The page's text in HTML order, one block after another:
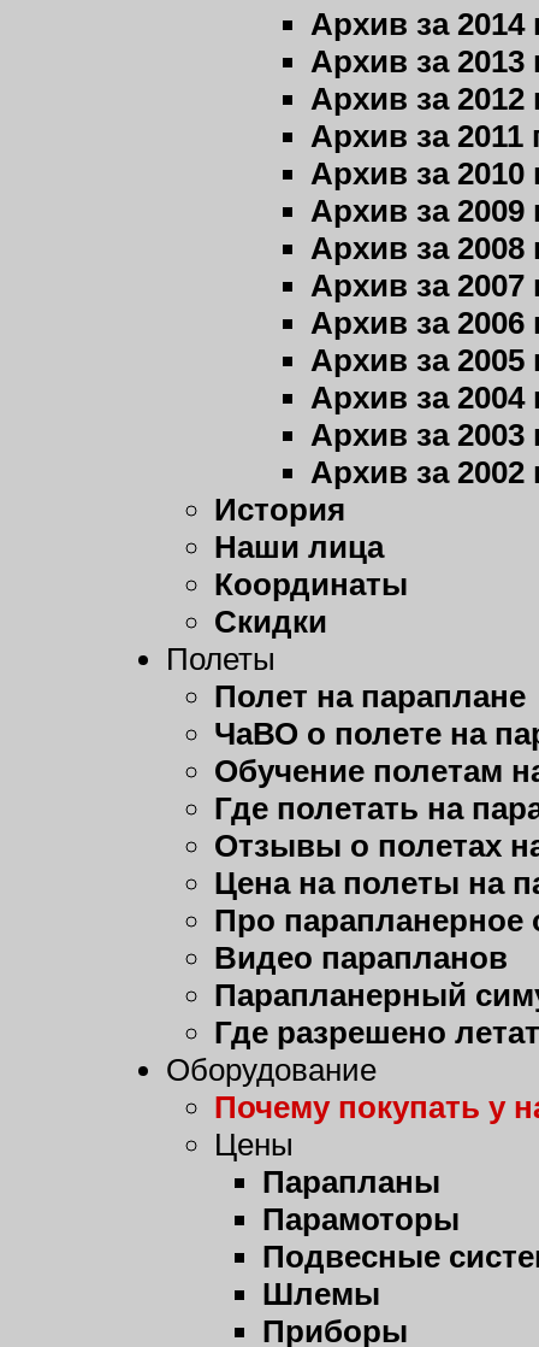
Архив за 2014
Архив за 2013
Архив за 2012
Архив за 2011
Архив за 2010
Архив за 2009
Архив за 2008
Архив за 2007
Архив за 2006
Архив за 2005
Архив за 2004
Архив за 2003
Архив за 2002
История
Наши лица
Координаты
Скидки
Полеты
Полет на параплане
ЧаВО о полете на
Обучение полетам
Где полетать на
Отзывы о полетах
Цена на полеты на
Про парапланерное
Видео парапланов
Парапланерный
Где разрешено
Оборудование
Почему покупать у
Цены
Парапланы
Парамоторы
Подвесные
Шлемы
Приборы